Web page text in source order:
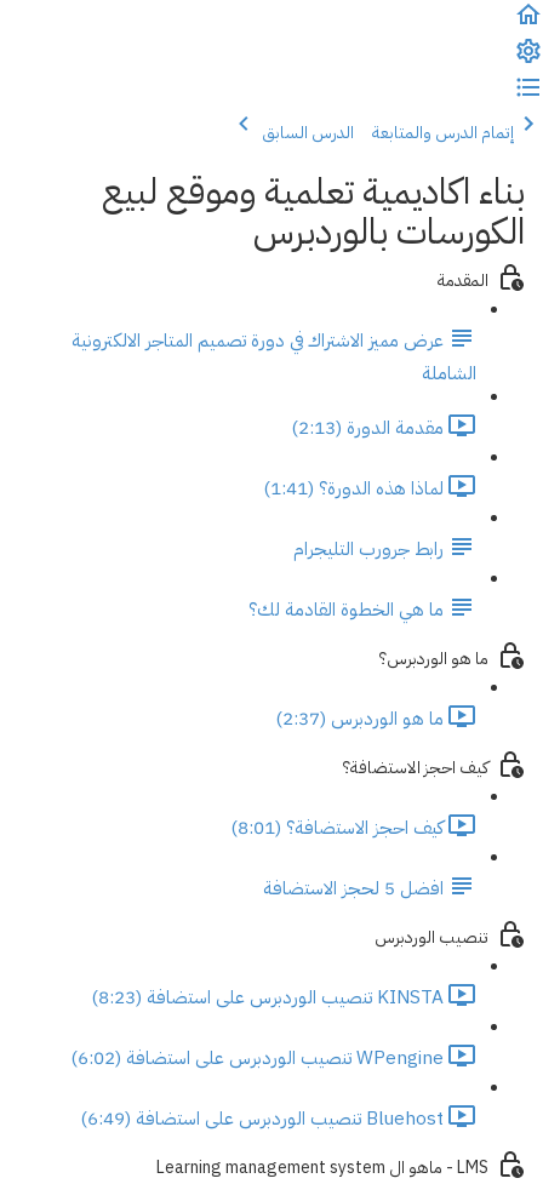
إتمام الدرس والمتابعة الدرس السابق
بناء اكاديمية تعلمية وموقع لبيع
الكورسات بالوردبرس
المقدمة
عرض مميز الاشتراك في دورة تصميم المتاجر الالكترونية
الشاملة
مقدمة الدورة (2:13)
لماذا هذه الدورة؟ (1:41)
رابط جرورب التليجرام
ما هي الخطوة القادمة لك؟
ما هو الوردبرس؟
ما هو الوردبرس (2:37)
كيف احجز الاستضافة؟
كيف احجز الاستضافة؟ (8:01)
افضل 5 لحجز الاستضافة
تنصيب الوردبرس
KINSTA تنصيب الوردبرس على استضافة (8:23)
WPengine تنصيب الوردبرس على استضافة (6:02)
Bluehost تنصيب الوردبرس على استضافة (6:49)
LMS - ماهو ال Learning management system